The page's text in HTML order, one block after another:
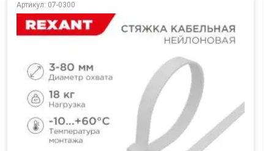
Артикул: 07-0300